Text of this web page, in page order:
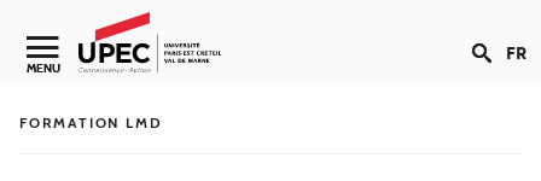
Aller au contenu
Navigation secondaire
MENU FR
FORMATION LMD